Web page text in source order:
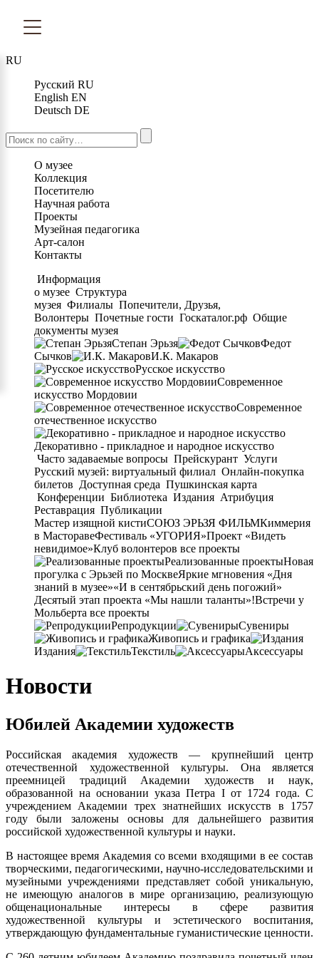
RU
Русский RU
English EN
Deutsch DE
О музее
Коллекция
Посетителю
Научная работа
Проекты
Музейная педагогика
Арт-салон
Контакты
Информация
о музее Структура
музея Филиалы Попечители, Друзья,
Волонтеры Почетные гости Госкаталог.рф Общие
документы музея
Степан Эрьзя
Федот
Сычков
И.К. Макаров
Русское искусство
Современное
искусство Мордовии
Современное
отечественное искусство
Декоративно - прикладное и народное искусство
Часто задаваемые вопросы Прейскурант Услуги
Русский музей: виртуальный филиал Онлайн-покупка
билетов Доступная среда Пушкинская карта
Конференции Библиотека Издания Атрибуция
Реставрация Публикации
Мастер изящной кистиСОЮЗ ЭРЬЗЯ ФИЛЬМКиммерия
в МасторавеФестиваль «УГОРИЯ»Проект «Видеть
невидимое»Клуб волонтеров все проекты
Реализованные проектыНовая
прогулка с Эрьзей по МосквеЯркие мгновения «Дня
знаний в музее»«И в сентябрьский день погожий»
Десятый этап проекта «Мы нашли таланты»!Встречи у
Мольберта все проекты
Репродукции
Сувениры
Живопись и графика
Издания
Текстиль Аксессуары
Новости
Юбилей Академии художеств
Российская академия художеств — крупнейший центр
отечественной художественной культуры. Она является
преемницей традиций Академии художеств и наук,
образованной на основании указа Петра I от 1724 года. С
учреждением Академии трех знатнейших искусств в 1757
году были заложены основы для дальнейшего развития
российской художественной культуры и науки.
В настоящее время Академия со всеми входящими в ее состав
творческими, педагогическими, научно-исследовательскими и
музейными учреждениями представляет собой уникальную,
не имеющую аналогов в мире организацию, реализующую
общенациональные интересы в сфере развития
художественной культуры и эстетического воспитания,
утверждающую фундаментальные гуманистические ценности.